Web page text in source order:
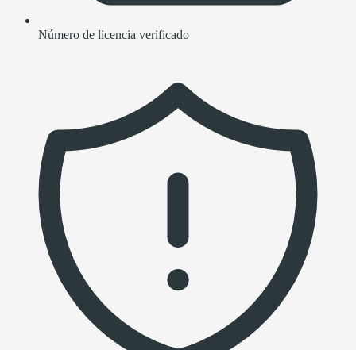
Número de licencia verificado